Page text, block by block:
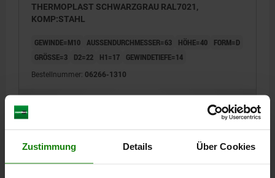
Zustimmung Details Über Cookies
THERMOPLAST SCHWARZGRAU RAL7021,
KOMP:STAHL
GEWINDE=M10 AUSSENDURCHMESSER=63 HÖHE=40
FORM=D
GRÖSSE=3
D2=22 H1=17 GEWINDETIEFE=14
Bestellnummer: 06266-1310
DETAILS